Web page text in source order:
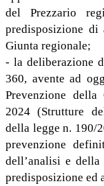
del Prezzario
predisposizione
Giunta regionale;
- la deliberazione
360, avente ad
Prevenzione della
2024 (Strutture
della legge n. 190/
prevenzione
dell’analisi e
predisposizione ed